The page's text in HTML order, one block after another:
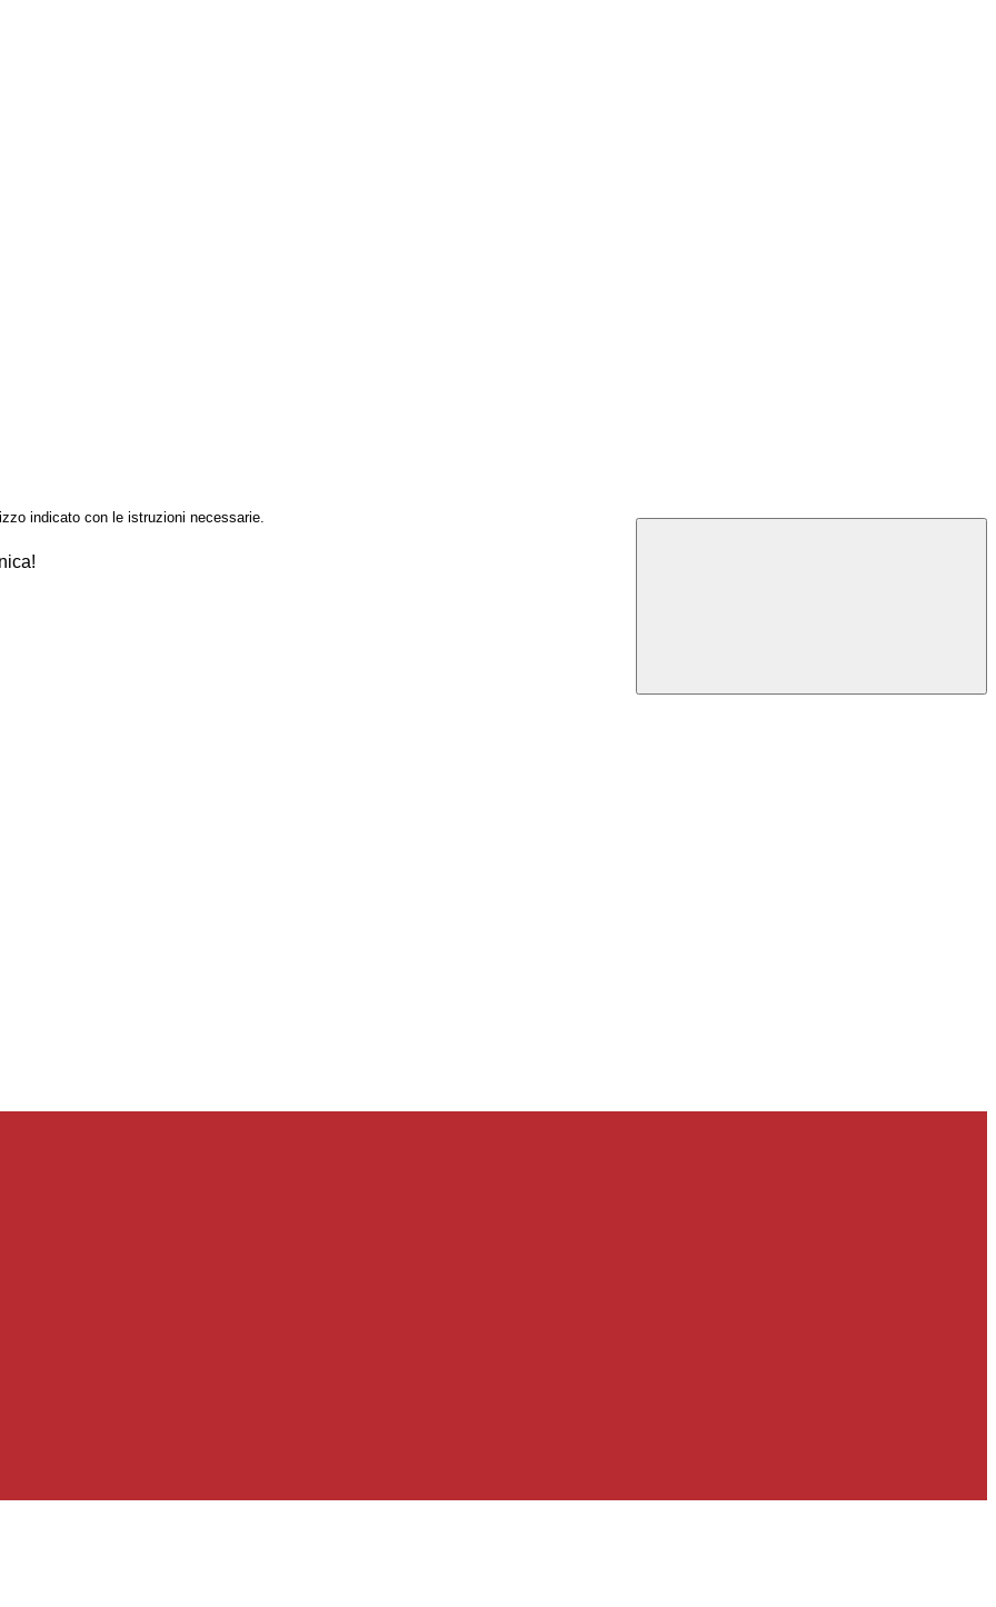
indicato con le istruzioni necessarie.